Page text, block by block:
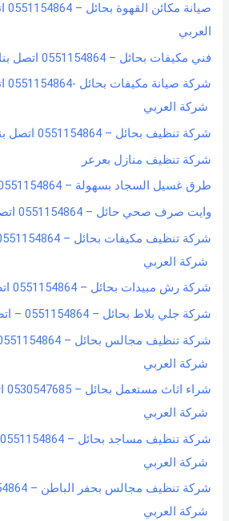
f
o
r
:
العربي
فني مكيفات بحائل – 0551154864 اتصل بنا – شركة العربي
شركة العربي
شركة تنظيف بحائل – 0551154864 اتصل بنا – شركة العربي
شركة تنظيف منازل بعرعر
طرق غسيل السجاد بسهولة – 0551154864- شركة العربي
وايت صرف صحي حائل – 0551154864 اتصل بنا – شركة العربي
شركة العربي
شركة رش مبيدات بحائل – 0551154864 اتصل بنا – شركة العربي
شركة جلي بلاط بحائل – 0551154864 – اتصل بنا – شركة العربي
شركة العربي
شركة العربي
شركة العربي
شركة العربي